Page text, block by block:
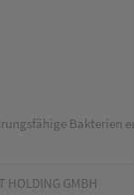
Bakterien
HOLDING GMBH